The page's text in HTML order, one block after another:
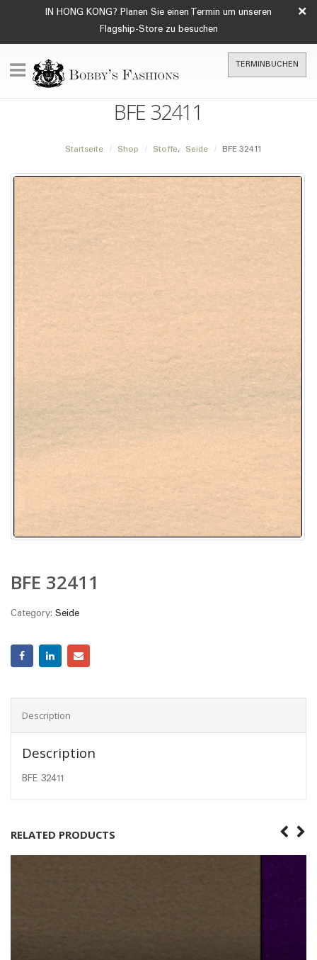
IN HONG KONG? Planen Sie einen Termin um unseren
Flagship-Store zu besuchen
×
TERMINBUCHEN
BFE 32411
Startseite Shop Stoffe, Seide BFE 32411
BFE 32411
Category: Seide
Description
Description
BFE 32411
RELATED PRODUCTS